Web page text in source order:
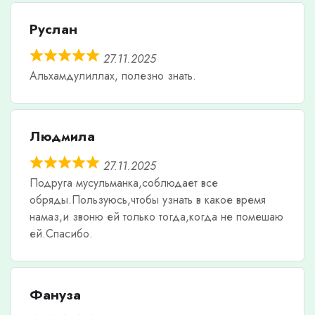
Руслан
27.11.2025
Альхамдулиллах, полезно знать.
Людмила
27.11.2025
Подруга мусульманка,соблюдает все
обряды.Пользуюсь,чтобы узнать в какое время
намаз,и звоню ей только тогда,когда не помешаю
ей.Спасибо.
Фануза